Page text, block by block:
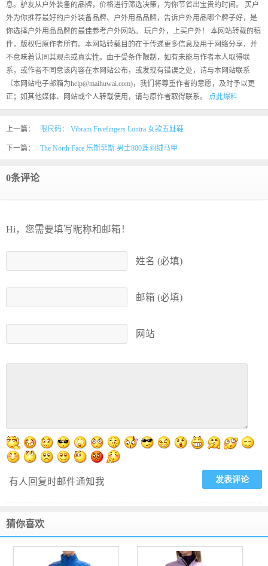
息。驴友从户外装备的品牌，价格进行筛选决策，为你节省出宝贵的时间。 买户
外为你推荐最好的户外装备品牌、户外用品品牌，告诉户外用品哪个牌子好，是
你选择户外用品品牌的最佳参考户外网站。 玩户外，上买户外！ 本网站转载的稿
件，版权归原作者所有。本网站转载目的在于传递更多信息及用于网络分享，并
不意味着认同其观点或真实性。由于受条件限制，如有未能与作者本人取得联
系，或作者不同意该内容在本网站公布，或发现有错误之处，请与本网站联系
（本网站电子邮箱为help@maihuwai.com)，我们将尊重作者的意愿，及时予以更
正；如其他媒体、网站或个人转载使用，请与原作者取得联系。 点此爆料
上一篇： 限尺码： Vibram Fivefingers Lontra 女款五趾鞋
下一篇： The North Face 乐斯菲斯 男士800蓬羽绒马甲
0条评论
Hi，您需要填写昵称和邮箱！
姓名 (必填)
邮箱 (必填)
网站
有人回复时邮件通知我
猜你喜欢